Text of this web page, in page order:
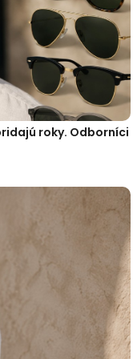
roky. Odborníci